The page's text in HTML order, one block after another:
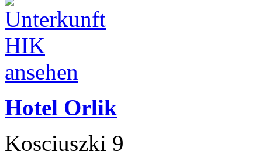
Hotel Orlik
Kosciuszki 9